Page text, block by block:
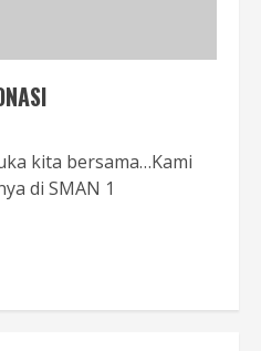
kita bersama…Kami
di SMAN 1